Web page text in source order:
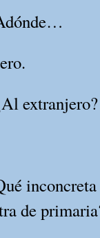
extranjero?
de